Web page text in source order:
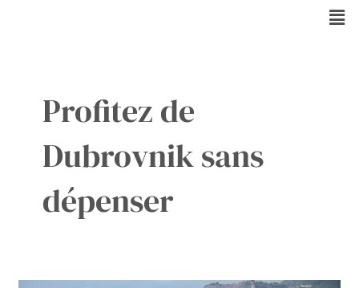
Profitez de
Dubrovnik sans
dépenser